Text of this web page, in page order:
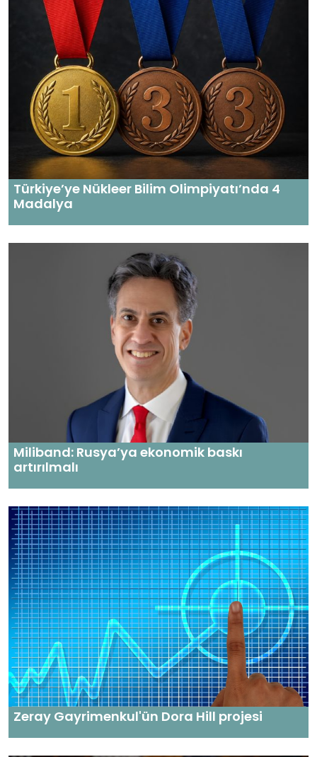
Türkiye’ye Nükleer Bilim Olimpiyatı’nda 4
Madalya
Miliband: Rusya’ya ekonomik baskı
artırılmalı
Zeray Gayrimenkul'ün Dora Hill projesi